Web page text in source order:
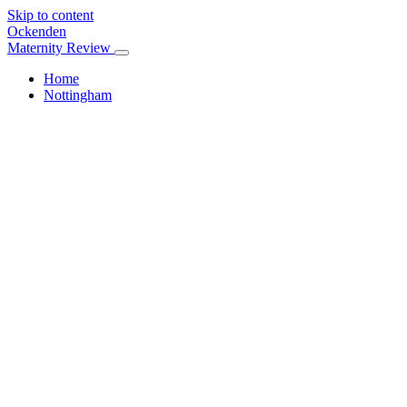
Skip to content
Ockenden
Maternity Review
Home
Nottingham